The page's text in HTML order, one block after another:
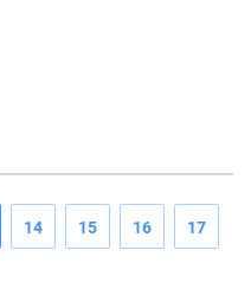
14 15 16 17